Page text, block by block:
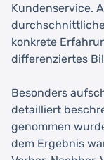
Kundenservice.
konkrete
differenziertes
Besonders
detailliert
genommen
dem Ergebnis